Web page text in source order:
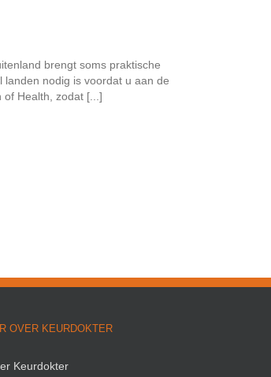
brengt soms praktische
nodig is voordat u aan de
of Health, zodat [...]
OVER KEURDOKTER
Keurdokter